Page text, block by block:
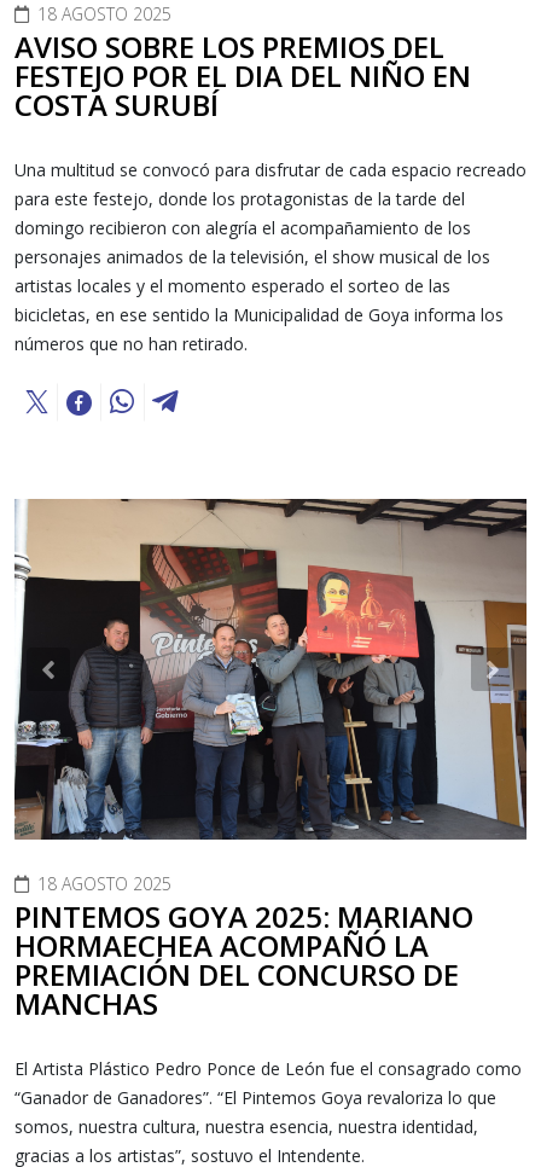
18 AGOSTO 2025
AVISO SOBRE LOS PREMIOS DEL
FESTEJO POR EL DIA DEL NIÑO EN
COSTA SURUBÍ
Una multitud se convocó para disfrutar de cada espacio recreado
para este festejo, donde los protagonistas de la tarde del
domingo recibieron con alegría el acompañamiento de los
personajes animados de la televisión, el show musical de los
artistas locales y el momento esperado el sorteo de las
bicicletas, en ese sentido la Municipalidad de Goya informa los
números que no han retirado.
Previous
18 AGOSTO 2025
PINTEMOS GOYA 2025: MARIANO
HORMAECHEA ACOMPAÑÓ LA
PREMIACIÓN DEL CONCURSO DE
MANCHAS
El Artista Plástico Pedro Ponce de León fue el consagrado como
“Ganador de Ganadores”. “El Pintemos Goya revaloriza lo que
somos, nuestra cultura, nuestra esencia, nuestra identidad,
gracias a los artistas”, sostuvo el Intendente.